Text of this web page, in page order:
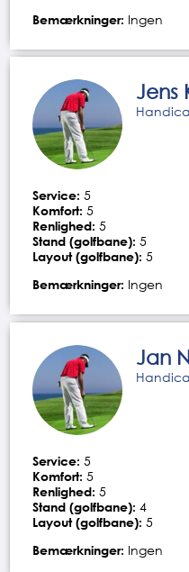
Bemærkninger: Ingen
Jens
Service: 5
Komfort: 5
Renlighed: 5
Stand (golfbane): 5
Layout (golfbane): 5
Bemærkninger: Ingen
Jan
Service: 5
Komfort: 5
Renlighed: 5
Stand (golfbane): 4
Layout (golfbane): 5
Bemærkninger: Ingen